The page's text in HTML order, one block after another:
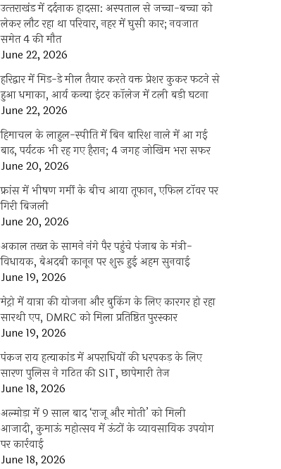
उत्‍तराखंड में दर्दनाक हादसा: अस्पताल से जच्चा-बच्चा को
लेकर लौट रहा था परिवार, नहर में घुसी कार; नवजात
समेत 4 की मौत
June 22, 2026
हरिद्वार में मिड-डे मील तैयार करते वक्त प्रेशर कुकर फटने से
हुआ धमाका, आर्य कन्या इंटर कॉलेज में टली बड़ी घटना
June 22, 2026
हिमाचल के लाहुल-स्पीति में बिन बारिश नाले में आ गई
बाढ़, पर्यटक भी रह गए हैरान; 4 जगह जोखिम भरा सफर
June 20, 2026
फ्रांस में भीषण गर्मी के बीच आया तूफान, एफिल टॉवर पर
गिरी बिजली
June 20, 2026
अकाल तख्त के सामने नंगे पैर पहुंचे पंजाब के मंत्री-
विधायक, बेअदबी कानून पर शुरू हुई अहम सुनवाई
June 19, 2026
मेट्रो में यात्रा की योजना और बुकिंग के लिए कारगर हो रहा
सारथी एप, DMRC को मिला प्रतिष्ठित पुरस्कार
June 19, 2026
पंकज राय हत्याकांड में अपराधियों की धरपकड़ के लिए
सारण पुलिस ने गठित की SIT, छापेमारी तेज
June 18, 2026
अल्मोड़ा में 9 साल बाद ‘राजू और मोती’ को मिली
आजादी, कुमाऊं महोत्सव में ऊंटों के व्यावसायिक उपयोग
पर कार्रवाई
June 18, 2026